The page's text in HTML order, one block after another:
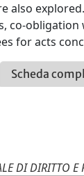
also
co-
for acts
Scheda
DI DIRITTO E